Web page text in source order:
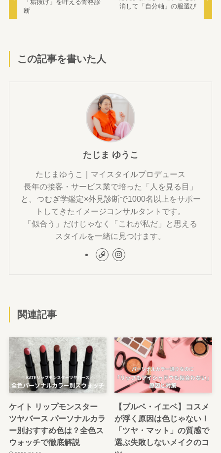
「垢抜け」を叶える骨格診
断
消して「自分軸」の服選び
この記事を書いた人
たじま ゆうこ
たじまゆうこ｜マイスタイルプロデュース
長年の接客・サービス業で培った「人を見る目」
と、つむぎ学鑑定×外見診断で1000名以上をサポー
トしてきたイメージコンサルタントです。
「似合う」だけじゃなく「これが私だ」と思える
スタイルを一緒に見つけます。
関連記事
ケイト リップモンスター
ツヤバース パーソナルカラ
ー別おすすめ色は？全色ス
ウォッチで徹底解説
【ブルベ・イエベ】コスメ
が浮く原因は色じゃない！
「ツヤ・マット」の質感で
選ぶ失敗しないメイクのコ